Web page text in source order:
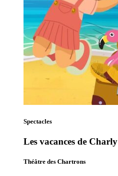
Spectacles
Les vacances de Charly
Théâtre des Chartrons